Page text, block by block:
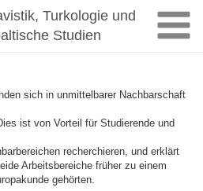
Turkologie und
Studien
sich in unmittelbarer Nachbarschaft
ist von Vorteil für Studierende und
recherchieren, und erklärt
Arbeitsbereiche früher zu einem
gehörten.